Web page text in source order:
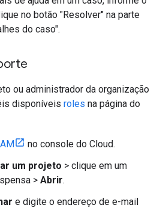
no botão "Resolver" na parte
do caso".
ou administrador da organização
disponíveis roles na página do
no console do Cloud.
um projeto > clique em um
> Abrir.
e digite o endereço de e-mail